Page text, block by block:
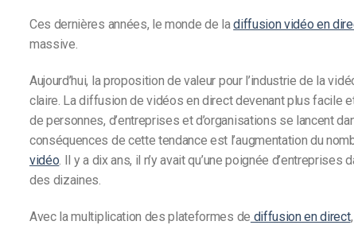
Ces dernières années, le monde de ladiffusion vidéo en
massive.
Aujourd’hui, la proposition de valeur pour l’industrie de la
claire. La diffusion de vidéos en direct devenant plus facile
de personnes, d’entreprises et d’organisations se lancent
conséquences de cette tendance est l’augmentation du
vidéo . Il y a dix ans, il n’y avait qu’une poignée d’entreprises
des dizaines.
Avec la multiplication des plateformes de diffusion en direct